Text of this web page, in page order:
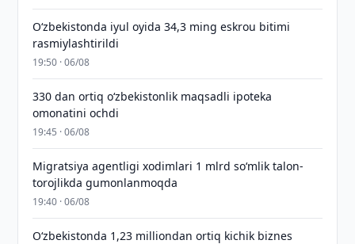
O‘zbekistonda iyul oyida 34,3 ming eskrou bitimi
rasmiylashtirildi
19:50 · 06/08
330 dan ortiq o‘zbekistonlik maqsadli ipoteka
omonatini ochdi
19:45 · 06/08
Migratsiya agentligi xodimlari 1 mlrd so‘mlik talon-
torojlikda gumonlanmoqda
19:40 · 06/08
O‘zbekistonda 1,23 milliondan ortiq kichik biznes